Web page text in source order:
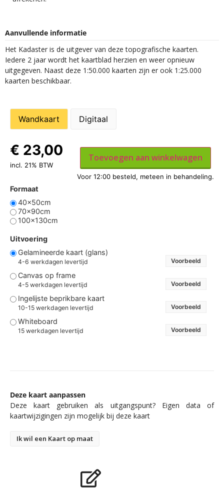
Aanvullende informatie
Het Kadaster is de uitgever van deze topografische kaarten.
Iedere 2 jaar wordt het kaartblad herzien en weer opnieuw
uitgegeven. Naast deze 1:50.000 kaarten zijn er ook 1:25.000
kaarten beschikbaar.
Wandkaart Digitaal
Formaat
40x50cm
70x90cm
100x130cm
Uitvoering
Gelamineerde kaart (glans)
4-6 werkdagen levertijd Voorbeeld
Canvas op frame
4-5 werkdagen levertijd Voorbeeld
Ingelijste beprikbare kaart
10-15 werkdagen levertijd Voorbeeld
Whiteboard
15 werkdagen levertijd Voorbeeld
€ 23,00
incl. 21% BTW
Toevoegen aan winkelwagen
Deze kaart aanpassen
Deze kaart gebruiken als uitgangspunt? Eigen data of
kaartwijzigingen zijn mogelijk bij deze kaart
Ik wil een Kaart op maat